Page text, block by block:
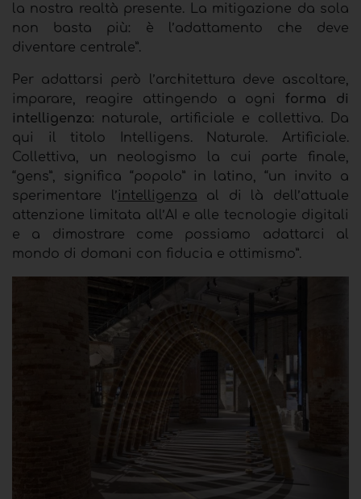
la nostra realtà presente. La mitigazione da sola
non basta più: è l’adattamento che deve
diventare centrale”.
Per adattarsi però l’architettura deve ascoltare,
imparare, reagire attingendo a ogniforma di
intelligenza: naturale, artificiale e collettiva. Da
qui il titolo Intelligens. Naturale. Artificiale.
Collettiva, un neologismo la cui parte finale,
“gens”, significa “popolo” in latino, “un invito a
sperimentare l’intelligenza al di là dell’attuale
attenzione limitata all’AI e alle tecnologie digitali
e a dimostrare come possiamo adattarci al
mondo di domani con fiducia e ottimismo”.